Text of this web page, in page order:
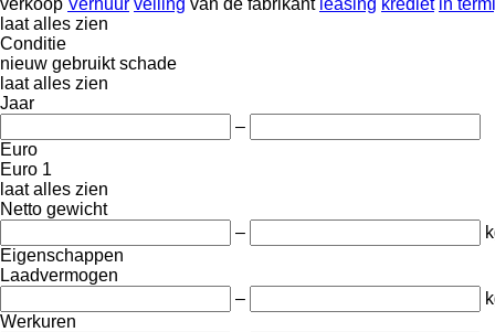
laat alles zien
Conditie
nieuw gebruikt schade
laat alles zien
Jaar
–
Euro
Euro 1
laat alles zien
Netto gewicht
–
Eigenschappen
Laadvermogen
–
Werkuren